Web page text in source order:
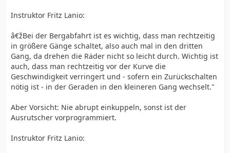
Instruktor Fritz Lanio:
â€žBei der Bergabfahrt ist es wichtig, dass man rechtzeitig
in größere Gänge schaltet, also auch mal in den dritten
Gang, da drehen die Räder nicht so leicht durch. Wichtig ist
auch, dass man rechtzeitig vor der Kurve die
Geschwindigkeit verringert und - sofern ein Zurückschalten
nötig ist - in der Geraden in den kleineren Gang wechselt."
Aber Vorsicht: Nie abrupt einkuppeln, sonst ist der
Ausrutscher vorprogrammiert.
Instruktor Fritz Lanio: